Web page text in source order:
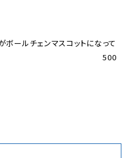
ールチェンマスコットになって
　　　　　　　　　　　　500